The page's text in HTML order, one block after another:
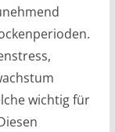
wichtig für